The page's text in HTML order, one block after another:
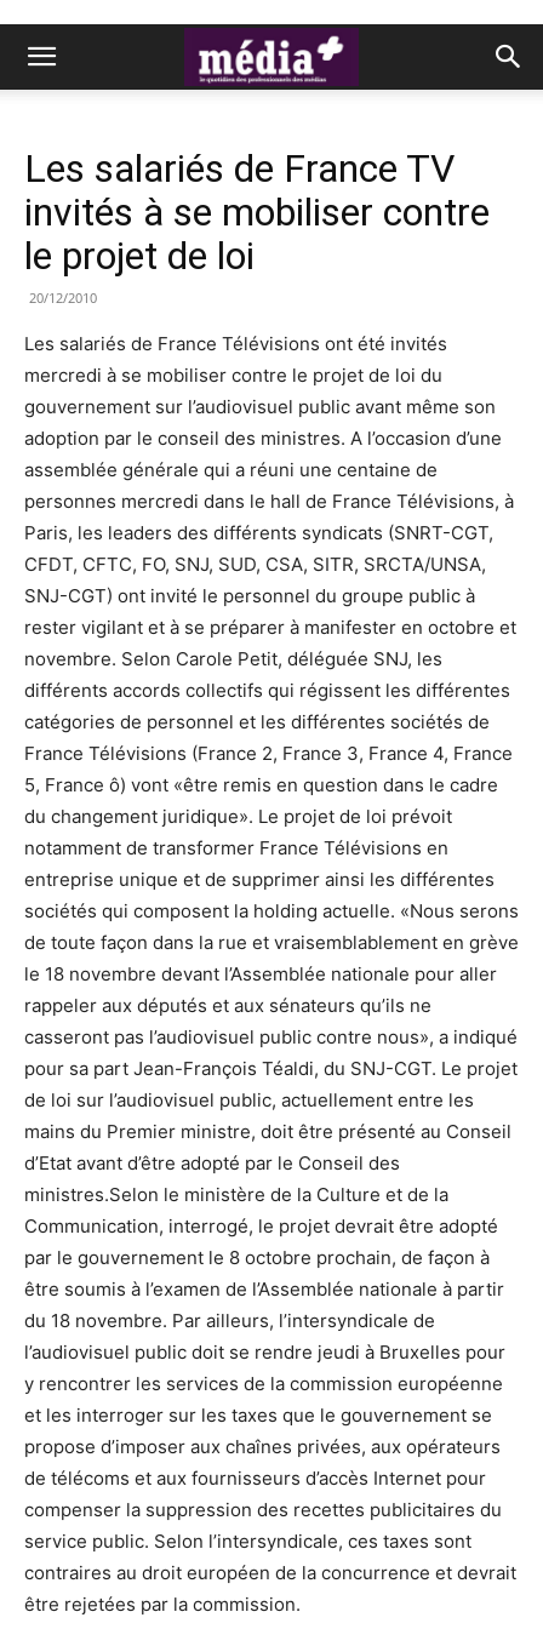
Les salariés de France TV
invités à se mobiliser contre
le projet de loi
20/12/2010
Les salariés de France Télévisions ont été invités
mercredi à se mobiliser contre le projet de loi du
gouvernement sur l’audiovisuel public avant même son
adoption par le conseil des ministres. A l’occasion d’une
assemblée générale qui a réuni une centaine de
personnes mercredi dans le hall de France Télévisions, à
Paris, les leaders des différents syndicats (SNRT-CGT,
CFDT, CFTC, FO, SNJ, SUD, CSA, SITR, SRCTA/UNSA,
SNJ-CGT) ont invité le personnel du groupe public à
rester vigilant et à se préparer à manifester en octobre et
novembre. Selon Carole Petit, déléguée SNJ, les
différents accords collectifs qui régissent les différentes
catégories de personnel et les différentes sociétés de
France Télévisions (France 2, France 3, France 4, France
5, France ô) vont «être remis en question dans le cadre
du changement juridique». Le projet de loi prévoit
notamment de transformer France Télévisions en
entreprise unique et de supprimer ainsi les différentes
sociétés qui composent la holding actuelle. «Nous serons
de toute façon dans la rue et vraisemblablement en grève
le 18 novembre devant l’Assemblée nationale pour aller
rappeler aux députés et aux sénateurs qu’ils ne
casseront pas l’audiovisuel public contre nous», a indiqué
pour sa part Jean-François Téaldi, du SNJ-CGT. Le projet
de loi sur l’audiovisuel public, actuellement entre les
mains du Premier ministre, doit être présenté au Conseil
d’Etat avant d’être adopté par le Conseil des
ministres.Selon le ministère de la Culture et de la
Communication, interrogé, le projet devrait être adopté
par le gouvernement le 8 octobre prochain, de façon à
être soumis à l’examen de l’Assemblée nationale à partir
du 18 novembre. Par ailleurs, l’intersyndicale de
l’audiovisuel public doit se rendre jeudi à Bruxelles pour
y rencontrer les services de la commission européenne
et les interroger sur les taxes que le gouvernement se
propose d’imposer aux chaînes privées, aux opérateurs
de télécoms et aux fournisseurs d’accès Internet pour
compenser la suppression des recettes publicitaires du
service public. Selon l’intersyndicale, ces taxes sont
contraires au droit européen de la concurrence et devrait
être rejetées par la commission.